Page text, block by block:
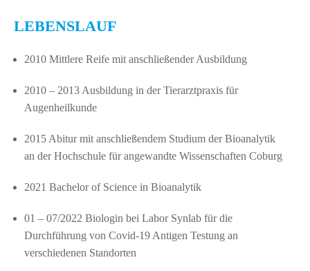
LEBENSLAUF
2010 Mittlere Reife mit anschließender Ausbildung
2010 – 2013 Ausbildung in der Tierarztpraxis für
Augenheilkunde
2015 Abitur mit anschließendem Studium der Bioanalytik
an der Hochschule für angewandte Wissenschaften Coburg
2021 Bachelor of Science in Bioanalytik
01 – 07/2022 Biologin bei Labor Synlab für die
Durchführung von Covid-19 Antigen Testung an
verschiedenen Standorten